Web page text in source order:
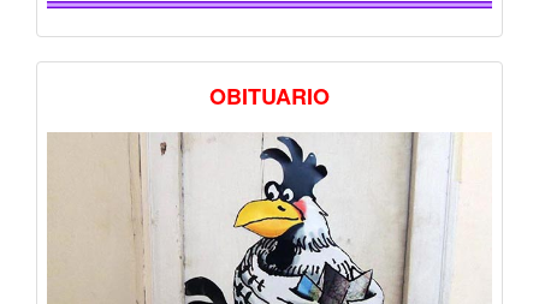
OBITUARIO